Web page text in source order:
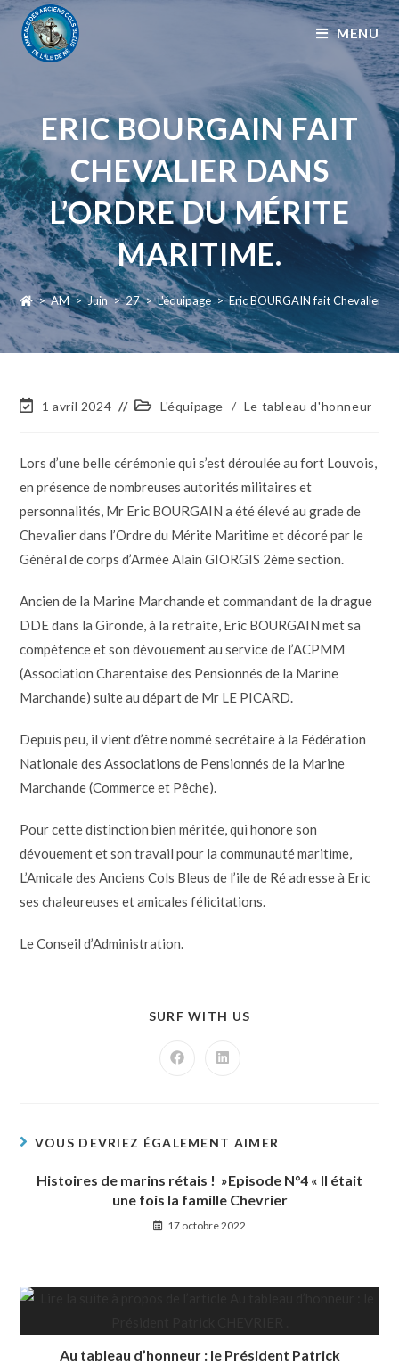
MENU
ERIC BOURGAIN FAIT
CHEVALIER DANS
L’ORDRE DU MÉRITE
MARITIME.
> AM > Juin > 27 > L'équipage > Eric BOURGAIN fait Chevalier
1 avril 2024 L'équipage / Le tableau d'honneur
Lors d’une belle cérémonie qui s’est déroulée au fort Louvois,
en présence de nombreuses autorités militaires et
personnalités, Mr Eric BOURGAIN a été élevé au grade de
Chevalier dans l’Ordre du Mérite Maritime et décoré par le
Général de corps d’Armée Alain GIORGIS 2ème section.
Ancien de la Marine Marchande et commandant de la drague
DDE dans la Gironde, à la retraite, Eric BOURGAIN met sa
compétence et son dévouement au service de l’ACPMM
(Association Charentaise des Pensionnés de la Marine
Marchande) suite au départ de Mr LE PICARD.
Depuis peu, il vient d’être nommé secrétaire à la Fédération
Nationale des Associations de Pensionnés de la Marine
Marchande (Commerce et Pêche).
Pour cette distinction bien méritée, qui honore son
dévouement et son travail pour la communauté maritime,
L’Amicale des Anciens Cols Bleus de l’ile de Ré adresse à Eric
ses chaleureuses et amicales félicitations.
Le Conseil d’Administration.
SURF WITH US
VOUS DEVRIEZ ÉGALEMENT AIMER
Histoires de marins rétais ! »Episode N°4 « Il était
une fois la famille Chevrier
17 octobre 2022
Au tableau d’honneur : le Président Patrick